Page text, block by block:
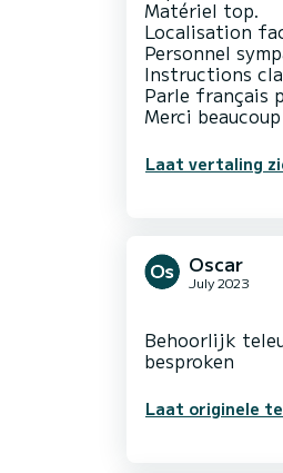
Matériel top.
Localisation
Personnel
Instructions
Parle français
Merci beaucoup
Laat vertaling
Oscar
July 2023
Behoorlijk
Laat originele